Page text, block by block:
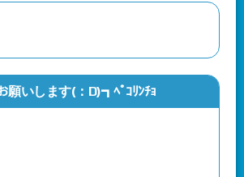
願いします(：D)┓ﾍﾟｺﾘﾝﾁｮ